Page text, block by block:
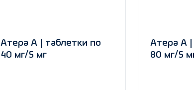
Атера А | таблетки по
40 мг/5 мг
Атера А |
80 мг/5